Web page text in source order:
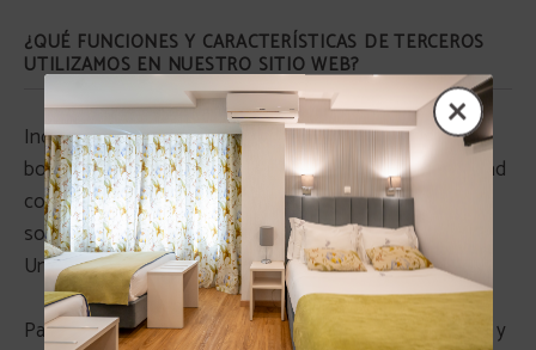
¿QUÉ FUNCIONES Y CARACTERÍSTICAS DE TERCEROS
UTILIZAMOS EN NUESTRO SITIO WEB?
Incluimos funciones de terceros: analíticas, mapas,
botones sociales, información sobre turismo, publicidad
comportamental, y otras. Algunas de estas funciones
son proporcionadas por terceros ubicados fuera de la
Unión Europea.
Para información más detallada, incluyendo finalidades y